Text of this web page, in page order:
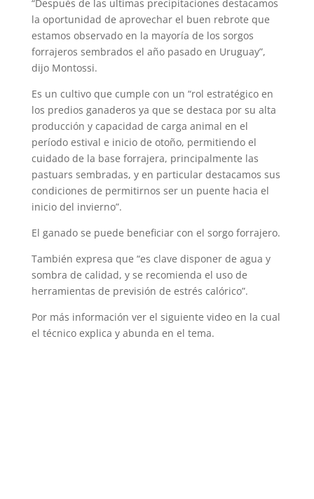
“Después de las ultimas precipitaciones destacamos
la oportunidad de aprovechar el buen rebrote que
estamos observado en la mayoría de los sorgos
forrajeros sembrados el año pasado en Uruguay”,
dijo Montossi.
Es un cultivo que cumple con un “rol estratégico en
los predios ganaderos ya que se destaca por su alta
producción y capacidad de carga animal en el
período estival e inicio de otoño, permitiendo el
cuidado de la base forrajera, principalmente las
pastuars sembradas, y en particular destacamos sus
condiciones de permitirnos ser un puente hacia el
inicio del invierno”.
El ganado se puede beneficiar con el sorgo forrajero.
También expresa que “es clave disponer de agua y
sombra de calidad, y se recomienda el uso de
herramientas de previsión de estrés calórico”.
Por más información ver el siguiente video en la cual
el técnico explica y abunda en el tema.